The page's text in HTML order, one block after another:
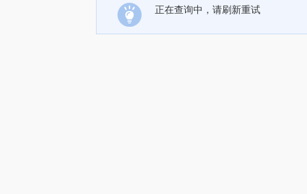
正在查询中，请刷新重试